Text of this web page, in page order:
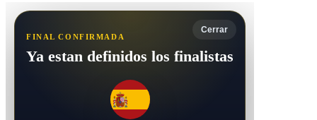
Cerrar
FINAL CONFIRMADA
Ya estan definidos los finalistas